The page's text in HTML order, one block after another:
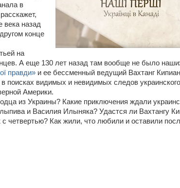
в
века назад
конце
на
А еще 130 лет назад там вообще не было
правди» и ее бессменный ведущий Вахтанг
поисках видимых и невидимых следов украинского
Америки.
из Украины? Какие приключения ждали
и Василия Илыняка? Удастся ли Вахтангу
с четвертью? Как жили, что любили и оставили